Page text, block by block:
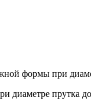
формы при
диаметре прутка